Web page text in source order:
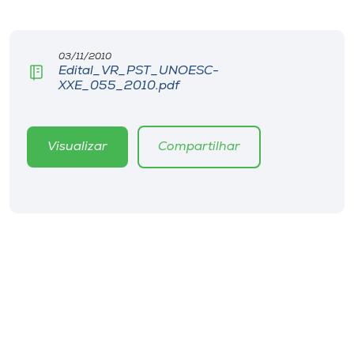
Rádio
Museu
03/11/2010
Edital_VR_PST_UNOESC-
XXE_055_2010.pdf
Visualizar Compartilhar